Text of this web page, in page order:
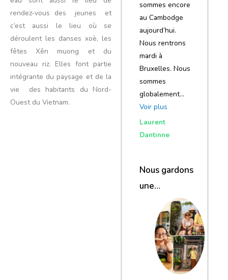
rendez-vous des jeunes et
c’est aussi le lieu où se
déroulent les danses xoè, les
fêtes Xên muong et du
nouveau riz. Elles font partie
intégrante du paysage et de la
vie des habitants du Nord-
Ouest du Vietnam.
sommes encore
au Cambodge
aujourd’hui.
Nous rentrons
mardi à
Bruxelles. Nous
sommes
globalement…
Voir plus
Laurent
Dantinne
Nous gardons
une
excellente
impression de
notre voyage
et de votre
agence